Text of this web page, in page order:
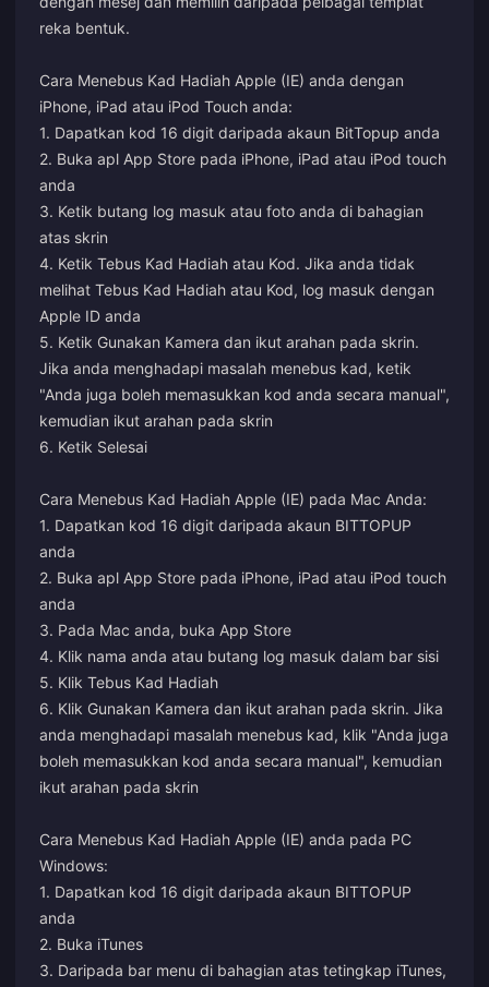
reka bentuk.
Cara Menebus Kad Hadiah Apple (IE) anda dengan
iPhone, iPad atau iPod Touch anda:
1. Dapatkan kod 16 digit daripada akaun BitTopup anda
2. Buka apl App Store pada iPhone, iPad atau iPod touch
anda
3. Ketik butang log masuk atau foto anda di bahagian
atas skrin
4. Ketik Tebus Kad Hadiah atau Kod. Jika anda tidak
melihat Tebus Kad Hadiah atau Kod, log masuk dengan
Apple ID anda
5. Ketik Gunakan Kamera dan ikut arahan pada skrin.
Jika anda menghadapi masalah menebus kad, ketik
"Anda juga boleh memasukkan kod anda secara manual",
kemudian ikut arahan pada skrin
6. Ketik Selesai
Cara Menebus Kad Hadiah Apple (IE) pada Mac Anda:
1. Dapatkan kod 16 digit daripada akaun BITTOPUP
anda
2. Buka apl App Store pada iPhone, iPad atau iPod touch
anda
3. Pada Mac anda, buka App Store
4. Klik nama anda atau butang log masuk dalam bar sisi
5. Klik Tebus Kad Hadiah
6. Klik Gunakan Kamera dan ikut arahan pada skrin. Jika
anda menghadapi masalah menebus kad, klik "Anda juga
boleh memasukkan kod anda secara manual", kemudian
ikut arahan pada skrin
Cara Menebus Kad Hadiah Apple (IE) anda pada PC
Windows:
1. Dapatkan kod 16 digit daripada akaun BITTOPUP
anda
2. Buka iTunes
3. Daripada bar menu di bahagian atas tetingkap iTunes,